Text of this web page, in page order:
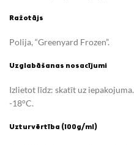
Ražotājs
Polija, “Greenyard Frozen”.
Uzglabāšanas nosacījumi
Izlietot līdz: skatīt uz iepakojuma.
-18°C.
Uzturvērtība (100g/ml)